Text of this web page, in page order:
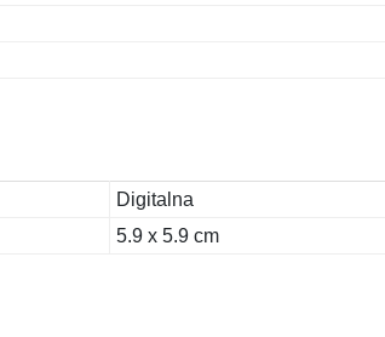
Digitalna
5.9 x 5.9 cm